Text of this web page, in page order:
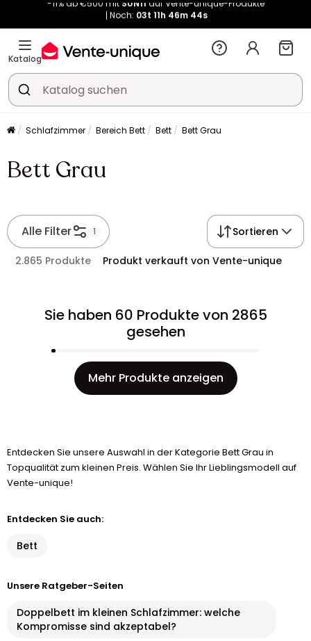
Noch:03t11h46m43s
Kauf-unique wird zu Vente-unique - Gleicher Shop, neuer Name!
-11% ab €500 mit
auf Vente-unique-Produkte
Noch:03t11h
Katalog
Schlafzimmer Bereich Bett Bett Bett Grau
Bett Grau
Alle Filter 1 Sortieren
2.865 Produkte Produkt verkauft von Vente-unique
Sie haben 60 Produkte von 2865
gesehen
Mehr Produkte anzeigen
Entdecken Sie unsere Auswahl in der Kategorie Bett Grau in
Topqualität zum kleinen Preis. Wählen Sie Ihr Lieblingsmodell auf
Vente-unique!
Entdecken Sie auch:
Bett
Unsere Ratgeber-Seiten
Doppelbett im kleinen Schlafzimmer: welche
Kompromisse sind akzeptabel?